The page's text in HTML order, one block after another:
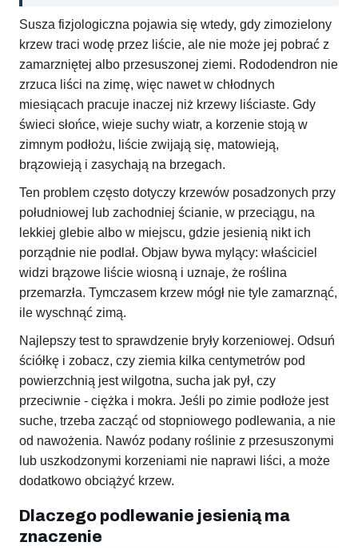
Susza fizjologiczna pojawia się wtedy, gdy zimozielony
krzew traci wodę przez liście, ale nie może jej pobrać z
zamarzniętej albo przesuszonej ziemi. Rododendron nie
zrzuca liści na zimę, więc nawet w chłodnych
miesiącach pracuje inaczej niż krzewy liściaste. Gdy
świeci słońce, wieje suchy wiatr, a korzenie stoją w
zimnym podłożu, liście zwijają się, matowieją,
brązowieją i zasychają na brzegach.
Ten problem często dotyczy krzewów posadzonych przy
południowej lub zachodniej ścianie, w przeciągu, na
lekkiej glebie albo w miejscu, gdzie jesienią nikt ich
porządnie nie podlał. Objaw bywa mylący: właściciel
widzi brązowe liście wiosną i uznaje, że roślina
przemarzła. Tymczasem krzew mógł nie tyle zamarznąć,
ile wyschnąć zimą.
Najlepszy test to sprawdzenie bryły korzeniowej. Odsuń
ściółkę i zobacz, czy ziemia kilka centymetrów pod
powierzchnią jest wilgotna, sucha jak pył, czy
przeciwnie - ciężka i mokra. Jeśli po zimie podłoże jest
suche, trzeba zacząć od stopniowego podlewania, a nie
od nawożenia. Nawóz podany roślinie z przesuszonymi
lub uszkodzonymi korzeniami nie naprawi liści, a może
dodatkowo obciążyć krzew.
Dlaczego podlewanie jesienią ma
znaczenie